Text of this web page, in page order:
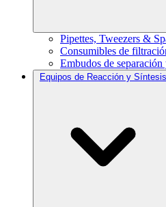
Pipettes, Tweezers &
Consumibles de
Embudos de separación
Equipos de Reacción y Síntesis